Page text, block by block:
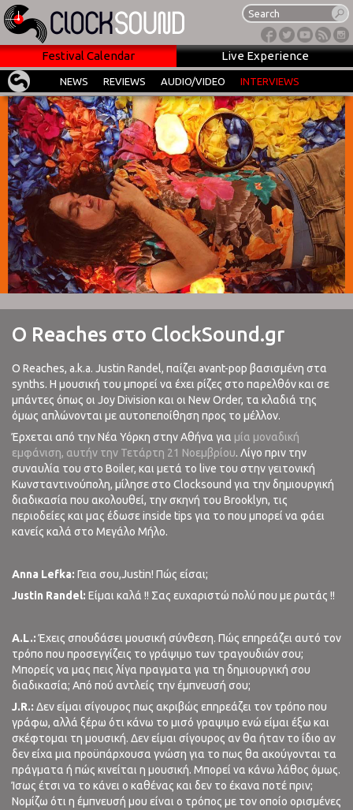
Festival Calendar Live Experience
NEWS REVIEWS AUDIO/VIDEO INTERVIEWS
O Reaches στο ClockSound.gr
O Reaches, a.k.a. Justin Randel, παίζει avant-pop βασισμένη στα
synths. Η μουσική του μπορεί να έχει ρίζες στο παρελθόν και σε
μπάντες όπως οι Joy Division και οι New Order, τα κλαδιά της
όμως απλώνονται με αυτοπεποίθηση προς το μέλλον.
Έρχεται από την Νέα Υόρκη στην Αθήνα για μία μοναδική
εμφάνιση, αυτήν την Τετάρτη 21 Νοεμβρίου. Λίγο πριν την
συναυλία του στο Boiler, και μετά το live του στην γειτονική
Κωνσταντινούπολη, μίλησε στο Clocksound για την δημιουργική
διαδικασία που ακολουθεί, την σκηνή του Brooklyn, τις
περιοδείες και μας έδωσε inside tips για το που μπορεί να φάει
κανείς καλά στο Μεγάλο Μήλο.
Anna Lefka: Γεια σου,Justin! Πώς είσαι;
Justin Randel: Είμαι καλά !! Σας ευχαριστώ πολύ που με ρωτάς !!
A.L.:Έχεις σπουδάσει μουσική σύνθεση. Πώς επηρεάζει αυτό τον
τρόπο που προσεγγίζεις το γράψιμο των τραγουδιών σου;
Μπορείς να μας πεις λίγα πραγματα για τη δημιουργική σου
διαδικασία; Από πού αντλείς την έμπνευσή σου;
J.R.: Δεν είμαι σίγουρος πως ακριβώς επηρεάζει τον τρόπο που
γράφω, αλλά ξέρω ότι κάνω το μισό γραψιμο ενώ είμαι έξω και
σκέφτομαι τη μουσική. Δεν είμαι σίγουρος αν θα ήταν το ίδιο αν
δεν είχα μια προϋπάρχουσα γνώση για το πως θα ακούγονται τα
πράγματα ή πώς κινείται η μουσική. Μπορεί να κάνω λάθος όμως.
Ίσως έτσι να το κάνει ο καθένας και δεν το έκανα ποτέ πριν;
Νομίζω ότι η έμπνευσή μου είναι ο τρόπος με τον οποίο ορισμένες